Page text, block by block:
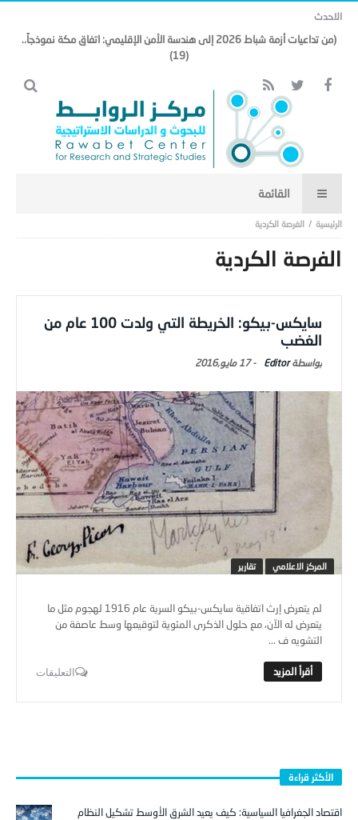
الاحدث
(من تداعيات أزمة شباط 2026 إلى هندسة الأمن الإقليمي: اتفاق مكة نموذجاً..
(19)
الفرصة الكردية
الفرصة الكردية
سايكس-بيكو: الخريطة التي ولدت 100 عام من
الغضب
Editor
-17 مايو,2016
المركز الاعلامي تقارير
لم يتعرض إرث اتفاقية سايكس-بيكو السرية عام 1916 لهجوم مثل ما
يتعرض له الآن، مع حلول الذكرى المئوية لتوقيعها وسط عاصفة من
التشويه ف ...
التعليقات
الأكثر قراءة
اقتصاد الجغرافيا السياسية: كيف يعيد الشرق الأوسط تشكيل النظام